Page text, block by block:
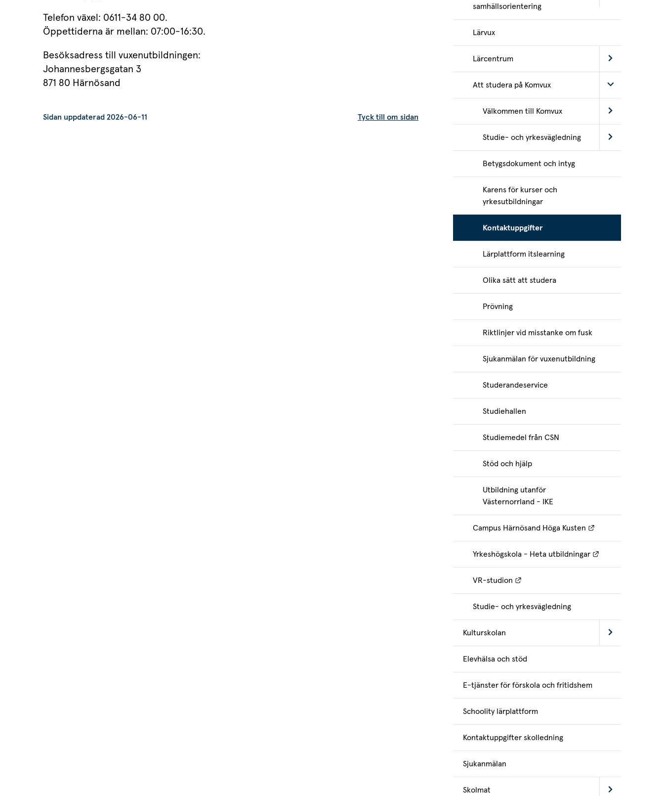
Telefon växel: 0611-34 80 00.
Öppettiderna är mellan: 07:00-16:30.
Besöksadress till vuxenutbildningen:
Johannesbergsgatan 3
871 80 Härnösand
Sidan uppdaterad 2026-06-11 Tyck till om sidan
samhällsorientering
Lärvux
Lärcentrum
Att studera på Komvux
Välkommen till Komvux
Studie- och yrkesvägledning
Betygsdokument och intyg
Karens för kurser och
yrkesutbildningar
Kontaktuppgifter
Lärplattform itslearning
Olika sätt att studera
Prövning
Riktlinjer vid misstanke om fusk
Sjukanmälan för vuxenutbildning
Studerandeservice
Studiehallen
Studiemedel från CSN
Stöd och hjälp
Utbildning utanför
Västernorrland - IKE
Campus Härnösand Höga Kusten
Yrkeshögskola - Heta utbildningar
VR-studion
Studie- och yrkesvägledning
Kulturskolan
Elevhälsa och stöd
E-tjänster för förskola och fritidshem
Schoolity lärplattform
Kontaktuppgifter skolledning
Sjukanmälan
Skolmat